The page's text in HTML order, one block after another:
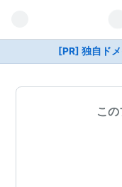
[PR] 独自ド
こ